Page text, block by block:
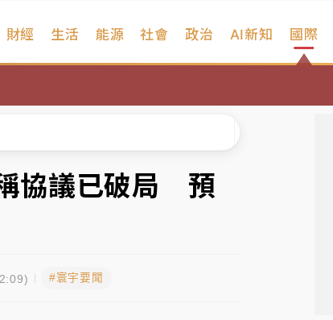
財經 生活 能源 社會 政治 AI新知 國際
邊紅黃線停車
費
協議已破局 預
#寰宇要聞